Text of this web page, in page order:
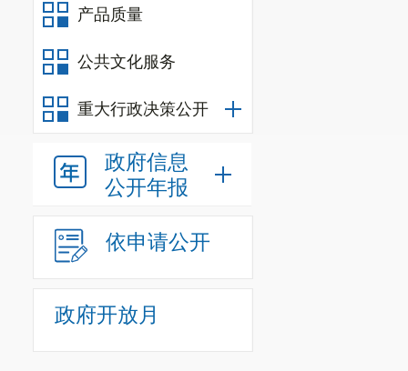
产品质量
公共文化服务
重大行政决策公开
政府信息
公开年报
依申请公开
政府开放月